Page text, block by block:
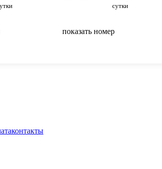
сутки
показать номер
контакты